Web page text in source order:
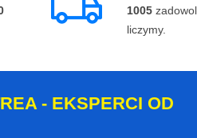
1005
liczymy.
- EKSPERCI OD